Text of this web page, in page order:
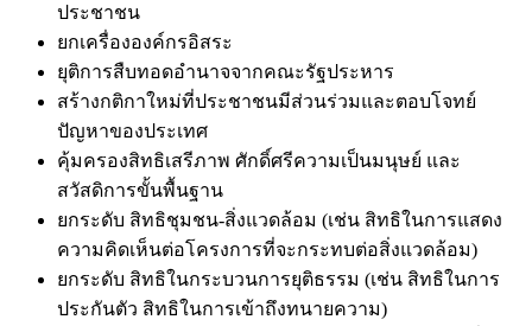
ประชาชน
ยกเครื่ององค์กรอิสระ
ยุติการสืบทอดอำนาจจากคณะรัฐประหาร
สร้างกติกาใหม่ที่ประชาชนมีส่วนร่วมและตอบโจทย์
ปัญหาของประเทศ
คุ้มครองสิทธิเสรีภาพ ศักดิ์ศรีความเป็นมนุษย์ และ
สวัสดิการขั้นพื้นฐาน
ยกระดับ สิทธิชุมชน-สิ่งแวดล้อม (เช่น สิทธิในการแสดง
ความคิดเห็นต่อโครงการที่จะกระทบต่อสิ่งแวดล้อม)
ยกระดับ สิทธิในกระบวนการยุติธรรม (เช่น สิทธิในการ
ประกันตัว สิทธิในการเข้าถึงทนายความ)